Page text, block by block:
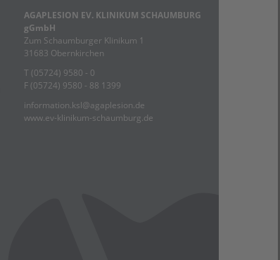
AGAPLESION EV. KLINIKUM SCHAUMBURG
gGmbH
Zum Schaumburger Klinikum 1
31683 Obernkirchen
T (05724) 9580 - 0
F (05724) 9580 - 88 1399
information.ksl@agaplesion.de
www.ev-klinikum-schaumburg.de